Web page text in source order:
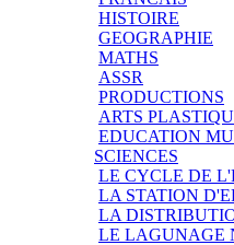
HISTOIRE
GEOGRAPHIE
MATHS
ASSR
PRODUCTIONS
ARTS
EDUCATION
SCIENCES
LE CYCLE DE
LA STATION
LA
LE LAGUNAGE